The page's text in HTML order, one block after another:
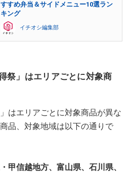
すすめ弁当＆サイドメニュー10選ラン
キング
イチオシ編集部
祭」はエリアごとに対象商
はエリアごとに対象商品が異な
品、対象地域は以下の通りで
甲信越地方、富山県、石川県、